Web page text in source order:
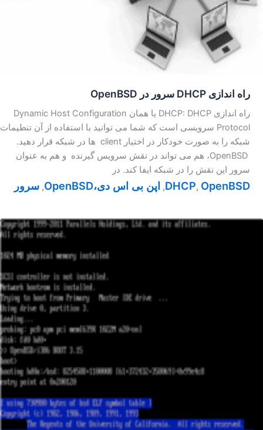
راه اندازی DHCP سرور در OpenBSD
راه اندازی DHCP: DHCP یا همان Dynamic Host Configuration
Protocol سرویسی است که شما می توانید با استفاده از آن تنطیمات
شبکه را به صورت خودکار در اختیار client ها در شبکه قرار دهید.
OpenBSD، هم می تواند در نقش سرویس گیرنده و هم به عنوان
سرور این نقش را در شبکه ایفا کند. در
DHCP, OpenBSD
, اپن بی اس دی،OpenBSD , سرور